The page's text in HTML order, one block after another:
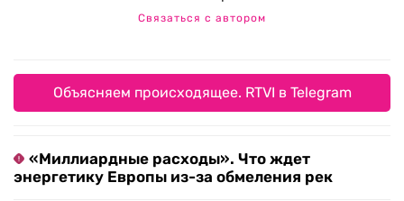
Связаться с автором
Объясняем происходящее. RTVI в Telegram
«Миллиардные расходы». Что ждет
энергетику Европы из-за обмеления рек